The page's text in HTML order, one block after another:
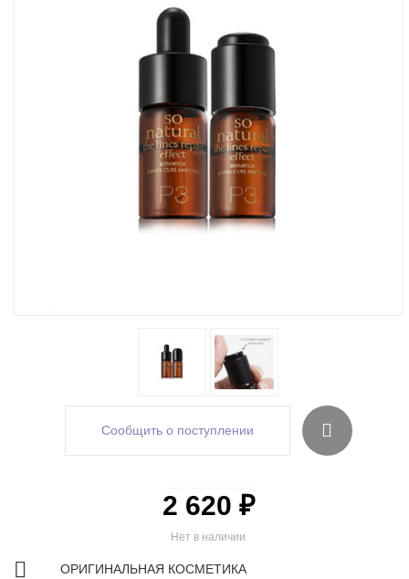
Сообщить о поступлении
Нет в наличии
2 620 ₽
ОРИГИНАЛЬНАЯ КОСМЕТИКА